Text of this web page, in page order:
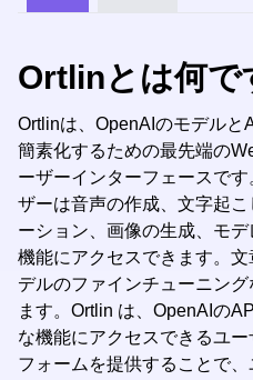
Ortlinとは何で
Ortlinは、OpenAIのモデルと
簡素化するための最先端の
ーザーインターフェースで
ザーは音声の作成、文字起
ーション、画像の生成、モ
機能にアクセスできます。
デルのファインチューニン
ます。Ortlin は、OpenAIの
な機能にアクセスできるユ
フォームを提供することで